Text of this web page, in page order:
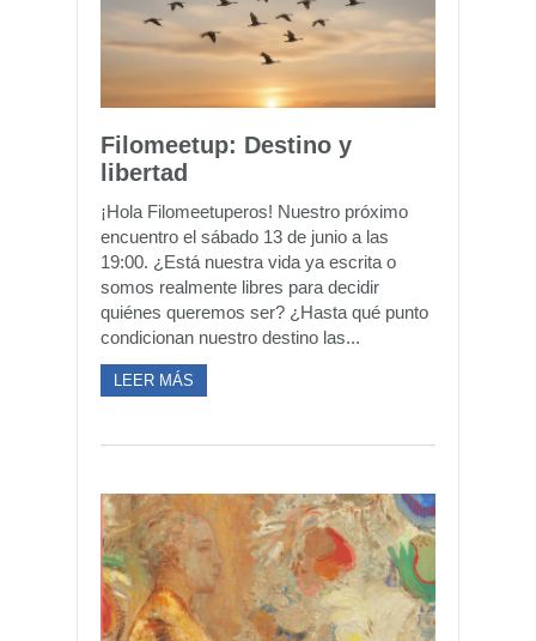
Filomeetup: Destino y
libertad
¡Hola Filomeetuperos! Nuestro próximo
encuentro el sábado 13 de junio a las
19:00. ¿Está nuestra vida ya escrita o
somos realmente libres para decidir
quiénes queremos ser? ¿Hasta qué punto
condicionan nuestro destino las...
LEER MÁS